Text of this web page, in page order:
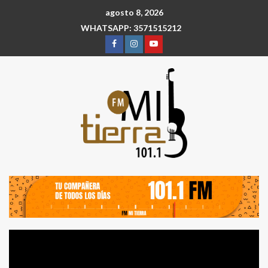
agosto 8, 2026
WHATSAPP: 3571515212